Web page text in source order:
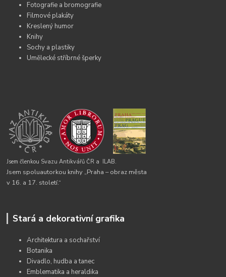
Fotografie a bromografie
Filmové plakáty
Kreslený humor
Knihy
Sochy a plastiky
Umělecké stříbrné šperky
Jsem členkou Svazu Antikvářů ČR a ILAB.
Jsem spoluautorkou knihy „Praha – obraz města
v 16. a 17. století.“
Stará a dekorativní grafika
Architektura a sochařství
Botanika
Divadlo, hudba a tanec
Emblematika a heraldika